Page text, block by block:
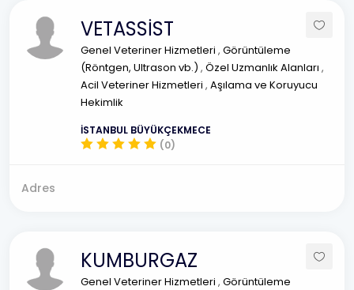
VETASSİST
Genel Veteriner Hizmetleri , Görüntüleme
(Röntgen, Ultrason vb.) , Özel Uzmanlık Alanları ,
Acil Veteriner Hizmetleri , Aşılama ve Koruyucu
Hekimlik
İSTANBUL BÜYÜKÇEKMECE
(0)
Adres
KUMBURGAZ
Genel Veteriner Hizmetleri , Görüntüleme